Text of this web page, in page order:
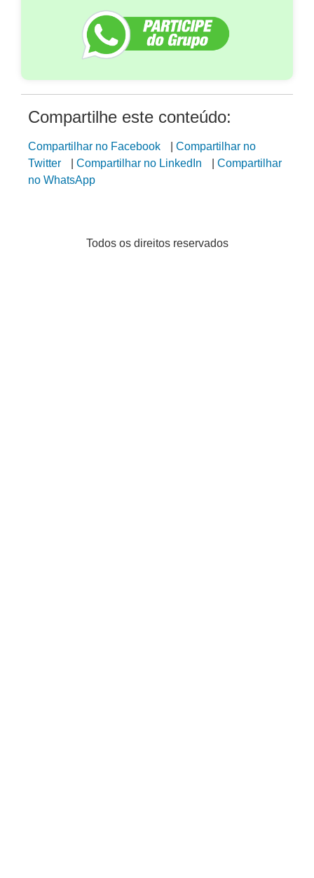
Compartilhe este conteúdo:
Compartilhar no Facebook | Compartilhar no
Twitter
| Compartilhar no LinkedIn | Compartilhar
no WhatsApp
Todos os direitos reservados